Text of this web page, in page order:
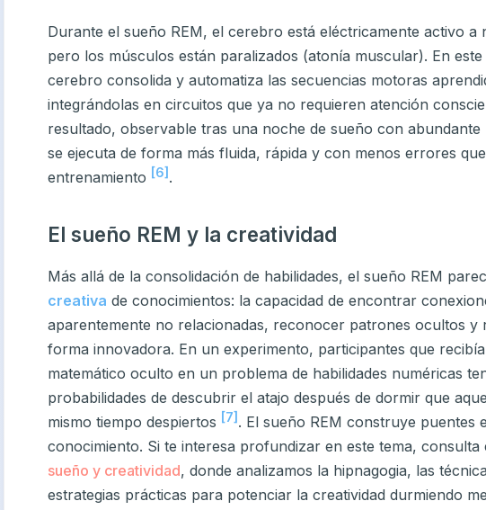
Durante el sueño REM, el cerebro está eléctricamente activo a
pero los músculos están paralizados (atonía muscular). En
cerebro consolida y automatiza las secuencias motoras
integrándolas en circuitos que ya no requieren atención
resultado, observable tras una noche de sueño con abundante
se ejecuta de forma más fluida, rápida y con menos errores
entrenamiento [6] .
El sueño REM y la creatividad
Más allá de la consolidación de habilidades, el sueño REM
creativa de conocimientos: la capacidad de encontrar
aparentemente no relacionadas, reconocer patrones ocultos y
forma innovadora. En un experimento, participantes que
matemático oculto en un problema de habilidades numéricas
probabilidades de descubrir el atajo después de dormir que
mismo tiempo despiertos [7] . El sueño REM construye puentes
conocimiento. Si te interesa profundizar en este tema,
sueño y creatividad, donde analizamos la hipnagogia, las
estrategias prácticas para potenciar la creatividad durmiendo